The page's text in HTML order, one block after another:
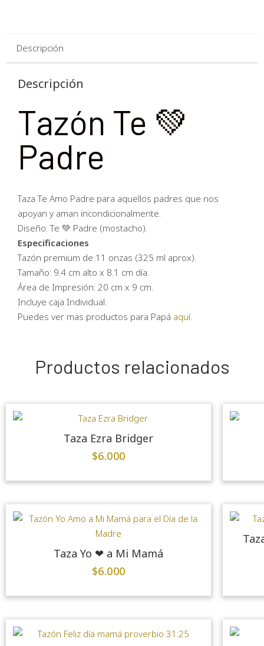
Descripción
Descripción
Tazón Te 💚
Padre
Taza Te Amo Padre para aquellos padres que nos
apoyan y aman incondicionalmente.
Diseño: Te 💚 Padre (mostacho).
Especificaciones
Tazón premium de 11 onzas (325 ml aprox).
Tamaño: 9.4 cm alto x 8.1 cm día.
Área de Impresión: 20 cm x 9 cm.
Incluye caja Individual.
Puedes ver mas productos para Papá aquí.
Productos relacionados
Taza Ezra Bridger
$6.000
Taza Yo ❤ a Mi Mamá
$6.000